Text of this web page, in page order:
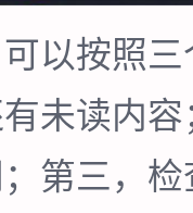
以按照
未读内
第三，